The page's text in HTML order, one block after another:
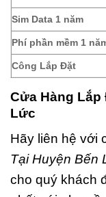
Sim Data 1 năm
Phí phần mềm 1
Công Lắp Đặt
Cửa Hàng Lắp
Lức
Hãy liên hệ với
Tại Huyện Bến
cho quý khách